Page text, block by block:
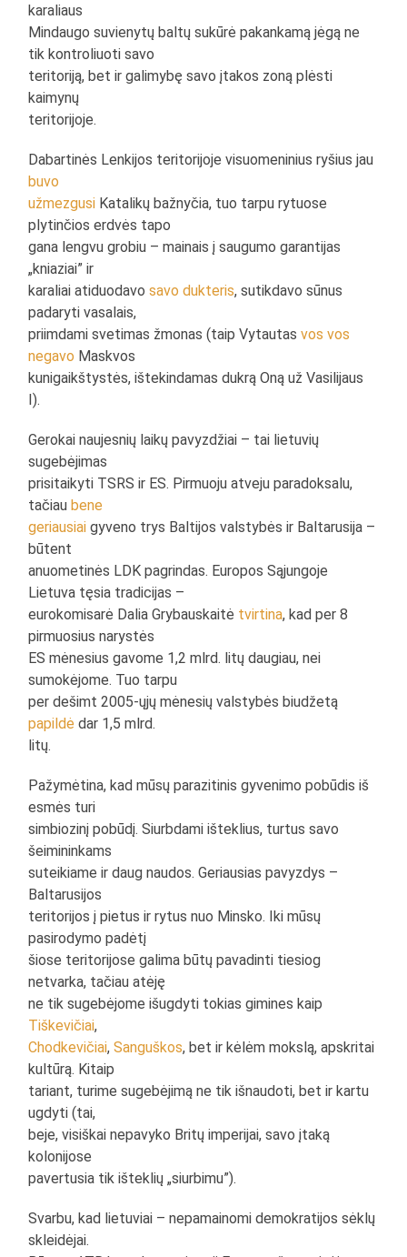
karaliaus
Mindaugo suvienytų baltų sukūrė pakankamą jėgą ne
tik kontroliuoti savo
teritoriją, bet ir galimybę savo įtakos zoną plėsti
kaimynų
teritorijoje.
Dabartinės Lenkijos teritorijoje visuomeninius ryšius jau
buvo
užmezgusi Katalikų bažnyčia, tuo tarpu rytuose
plytinčios erdvės tapo
gana lengvu grobiu – mainais į saugumo garantijas
„kniaziai” ir
karaliai atiduodavosavo dukteris, sutikdavo sūnus
padaryti vasalais,
priimdami svetimas žmonas (taip Vytautasvos vos
negavo Maskvos
kunigaikštystės, ištekindamas dukrą Oną už Vasilijaus
I).
Gerokai naujesnių laikų pavyzdžiai – tai lietuvių
sugebėjimas
prisitaikyti TSRS ir ES. Pirmuoju atveju paradoksalu,
tačiaubene
geriausiai gyveno trys Baltijos valstybės ir Baltarusija –
būtent
anuometinės LDK pagrindas. Europos Sąjungoje
Lietuva tęsia tradicijas –
eurokomisarė Dalia Grybauskaitė tvirtina, kad per 8
pirmuosius narystės
ES mėnesius gavome 1,2 mlrd. litų daugiau, nei
sumokėjome. Tuo tarpu
per dešimt 2005-ųjų mėnesių valstybės biudžetą
papildė dar 1,5 mlrd.
litų.
Pažymėtina, kad mūsų parazitinis gyvenimo pobūdis iš
esmės turi
simbiozinį pobūdį. Siurbdami išteklius, turtus savo
šeimininkams
suteikiame ir daug naudos. Geriausias pavyzdys –
Baltarusijos
teritorijos į pietus ir rytus nuo Minsko. Iki mūsų
pasirodymo padėtį
šiose teritorijose galima būtų pavadinti tiesiog
netvarka, tačiau atėję
ne tik sugebėjome išugdyti tokias gimines kaip
Tiškevičiai,
Chodkevičiai,Sanguškos, bet ir kėlėm mokslą, apskritai
kultūrą. Kitaip
tariant, turime sugebėjimą ne tik išnaudoti, bet ir kartu
ugdyti (tai,
beje, visiškai nepavyko Britų imperijai, savo įtaką
kolonijose
pavertusia tik išteklių „siurbimu”).
Svarbu, kad lietuviai – nepamainomi demokratijos sėklų
skleidėjai.